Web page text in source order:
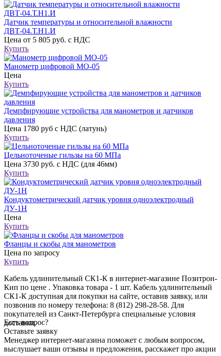
Датчик температуры и относительной влажности
ДВТ-04.Т.Н1.И
Цена от 5 805 руб. с НДС
Купить
Манометр цифровой МО-05
Цена
Купить
Демпфирующие устройства для манометров и датчиков
давления
Цена 1780 руб с НДС (латунь)
Купить
Цельноточеные гильзы на 60 МПа
Цена 3730 руб. с НДС (для 46мм)
Купить
Кондуктометрический датчик уровня одноэлектродный
ДУ-1Н
Цена
Купить
Фланцы и скобы для манометров
Цена по запросу
Купить
Кабель удлинительный СК1-К в интернет-магазине Позитрон-
Кип по цене . Упаковка товара - 1 шт. Кабель удлинительный
СК1-К доступная для покупки на сайте, оставив заявку, или
позвонив по номеру телефона: 8 (812) 298-28-58. Для
покупателей из Санкт-Петербурга специальные условия
доставки.
Есть вопрос?
Оставьте заявку
Менеджер интернет-магазина поможет с любым вопросом,
выслушает ваши отзывы и предложения, расскажет про акции